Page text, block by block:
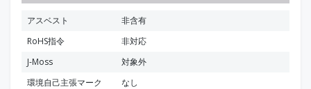
アスベスト
非含有
RoHS指令
非対応
J-Moss
対象外
環境自己主張マーク
なし